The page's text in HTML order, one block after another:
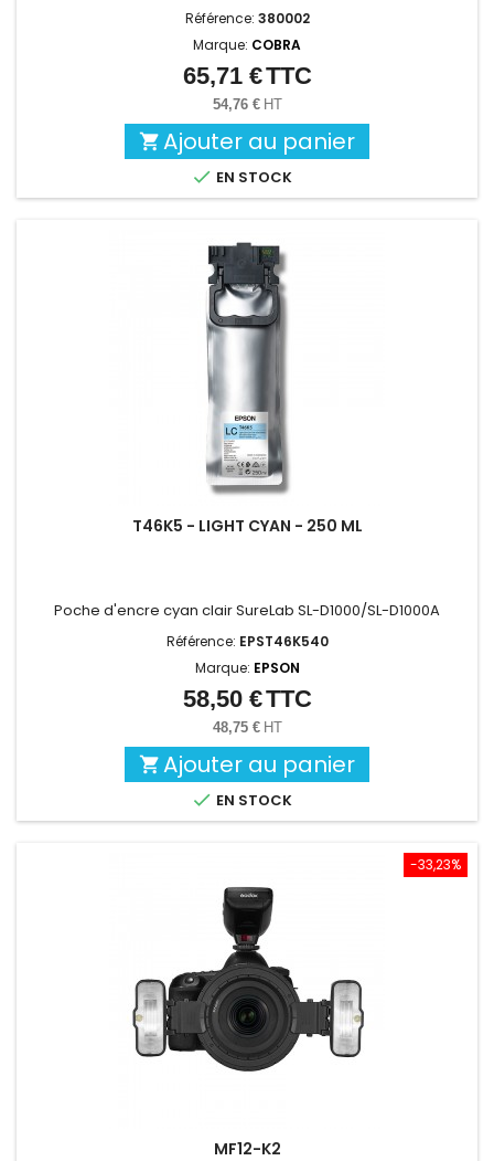
Référence: 380002
Marque: COBRA
Prix
65,71 €TTC
54,76 € HT
 Ajouter au panier
 EN STOCK
T46K5 - LIGHT CYAN - 250 ML
Poche d'encre cyan clair SureLab SL-D1000/SL-D1000A
Référence: EPST46K540
Marque: EPSON
Prix
58,50 €TTC
48,75 € HT
 Ajouter au panier
 EN STOCK
-33,23%
MF12-K2